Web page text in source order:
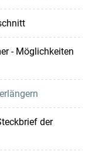
- Möglichkeiten
der